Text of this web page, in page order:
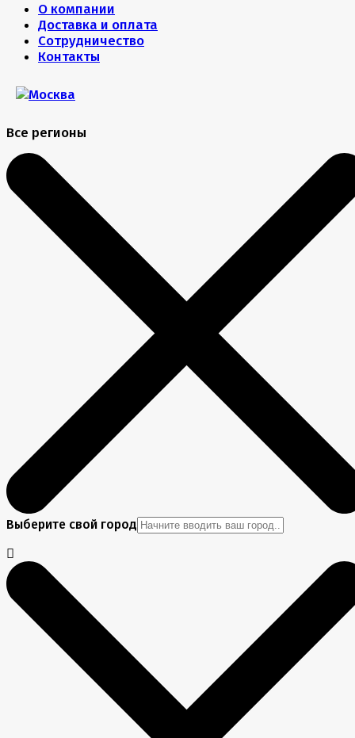
О компании
Доставка и оплата
Сотрудничество
Контакты
Все регионы
Выберите свой город